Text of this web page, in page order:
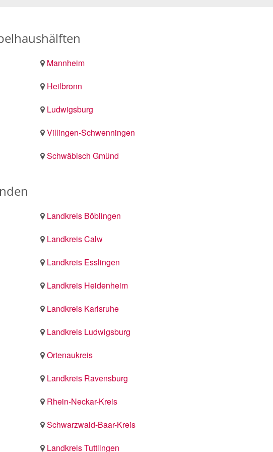
Mannheim
Heilbronn
Ludwigsburg
Villingen-Schwenningen
Schwäbisch Gmünd
Landkreis Böblingen
Landkreis Calw
Landkreis Esslingen
Landkreis Heidenheim
Landkreis Karlsruhe
Landkreis Ludwigsburg
Ortenaukreis
Landkreis Ravensburg
Rhein-Neckar-Kreis
Schwarzwald-Baar-Kreis
Landkreis Tuttlingen